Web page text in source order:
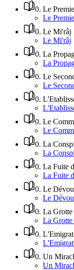
0. Le
Le
0. Le Mi'râj
Le Mi'râj
0. La
La
0. Le
Le
0.
0. Le
Le
0. La
La
0. La Fuite
La Fuite
0. Le
Le
0. La Grotte
La Grotte
0.
0. Un
Un